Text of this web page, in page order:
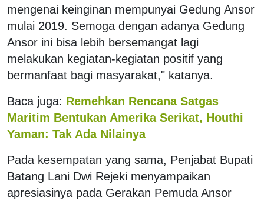
mengenai keinginan mempunyai Gedung Ansor
mulai 2019. Semoga dengan adanya Gedung
Ansor ini bisa lebih bersemangat lagi
melakukan kegiatan-kegiatan positif yang
bermanfaat bagi masyarakat," katanya.
Baca juga: Remehkan Rencana Satgas
Maritim Bentukan Amerika Serikat, Houthi
Yaman: Tak Ada Nilainya
Pada kesempatan yang sama, Penjabat Bupati
Batang Lani Dwi Rejeki menyampaikan
apresiasinya pada Gerakan Pemuda Ansor